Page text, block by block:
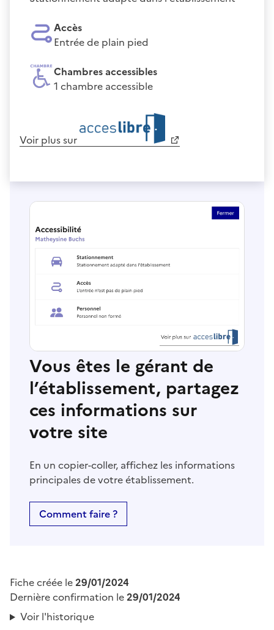
Accès
Entrée de plain pied
Chambres accessibles
1 chambre accessible
Voir plus sur
Vous êtes le gérant de
l’établissement, partagez
ces informations sur
votre site
En un copier-coller, affichez les informations
principales de votre établissement.
Comment faire ?
Fiche créée le29/01/2024
Dernière confirmation le29/01/2024
Voir l'historique